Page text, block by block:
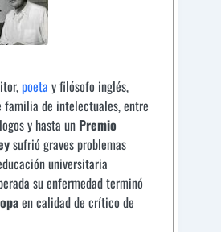
poeta y filósofo inglés,
de intelectuales, entre
y hasta un Premio
sufrió graves problemas
universitaria
su enfermedad terminó
en calidad de crítico de